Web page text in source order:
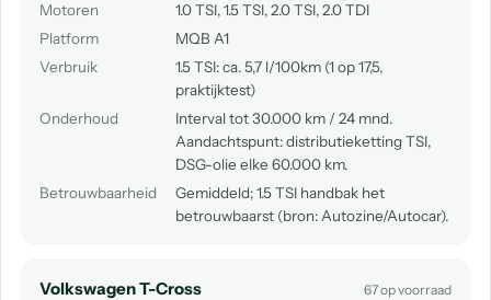
Motoren
1.0 TSI, 1.5 TSI, 2.0 TSI, 2.0 TDI
Platform
MQB A1
Verbruik
1.5 TSI: ca. 5,7 l/100km (1 op 17,5,
praktijktest)
Onderhoud
Interval tot 30.000 km / 24 mnd.
Aandachtspunt: distributieketting TSI,
DSG-olie elke 60.000 km.
Betrouwbaarheid
Gemiddeld; 1.5 TSI handbak het
betrouwbaarst (bron: Autozine/Autocar).
Volkswagen T-Cross 67 op voorraad